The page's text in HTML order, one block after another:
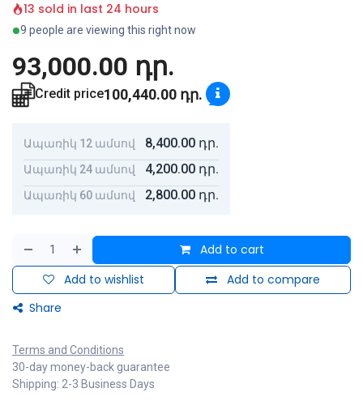
13 sold in last 24 hours
9 people are viewing this right now
93,000.00 դր.
Credit price100,440.00 դր.
Ապառիկ 12 ամսով 8,400.00 դր.
Ապառիկ 24 ամսով 4,200.00 դր.
Ապառիկ 60 ամսով 2,800.00 դր.
Add to cart
Add to compare
Add to wishlist
Share
Terms and Conditions
30-day money-back guarantee
Shipping: 2-3 Business Days